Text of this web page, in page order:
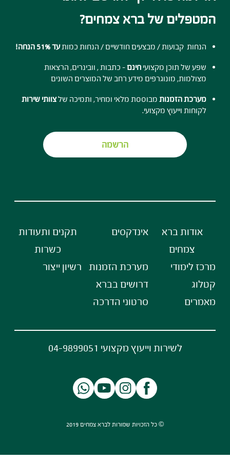
המטפלים של ברא צמחים?
הנחות קבועות / מבצעים חודשיים / הנחות כמותעד 51% הנחה!
שפע של תוכן מקצועיחינם- כתבות , וובינרים, הרצאות
מצולמות, מונוגרפים מידע רחב של המוצרים השונים
מערכת הזמנות מבוססת מלאי ומחיר, ותמיכה שלצוותי שירות
לקוחות וייעוץ מקצועי.
הרשמה
אודות ברא
צמחים
מרכז לימודי
קטלוג
מאמרים
אינדקסים
מערכת הזמנות
דרושים בברא
סרטוני הדרכה
תקנים ותעודות
כשרות
רשיון ייצור
לשירות וייעוץ מקצועי 04-9899051
© כל הזכויות שמורות לברא צמחים 2019